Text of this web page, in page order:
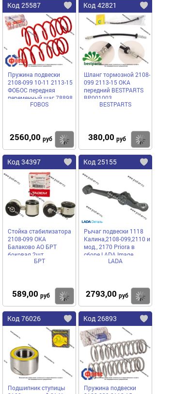
Код 25587
Пружина подвески
2108-099 10-11 2113-15
ФОБОС передняя
переменный шаг 78898
[упаковка 2 шт.]
FOBOS
2560,00 руб Купить
Код 42821
Шланг тормозной 2108-
099 2113-15 ОКА
передний BESTPARTS
BP001003
BESTPARTS
380,00 руб
Код 34397
Стойка стабилизатора
2108-099 ОКА
Балаково АО БРТ
боковая 2шт
БРТ
589,00 руб Купить
Код 25155
Рычаг подвески 1118
Калина,2108-099,2110 и
мод., 2170 Priora в
сборе LADA Image
LADA
2793,00 руб
Код 76026
Подшипник ступицы
Код 26893
Пружина подвески